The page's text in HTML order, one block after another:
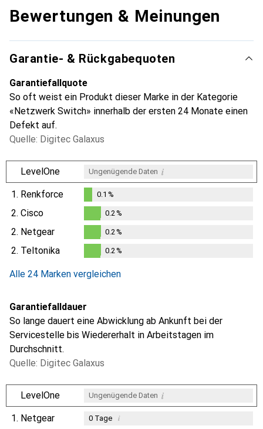
Bewertungen & Meinungen
Garantie- & Rückgabequoten
Garantiefallquote
So oft weist ein Produkt dieser Marke in der Kategorie
«Netzwerk Switch» innerhalb der ersten 24 Monate einen
Defekt auf.
Quelle: Digitec Galaxus
LevelOne Ungenügende Daten i
1. Renkforce
%
0.1 %
2. Cisco
0.2%
0.2 %
2. Netgear
0.2%
0.2 %
2. Teltonika 0.2 %
Alle 24 Marken vergleichen
Garantiefalldauer
So lange dauert eine Abwicklung ab Ankunft bei der
Servicestelle bis Wiedererhalt in Arbeitstagen im
Durchschnitt.
Quelle: Digitec Galaxus
LevelOne Ungenügende Daten i
1. Netgear 0Tage i